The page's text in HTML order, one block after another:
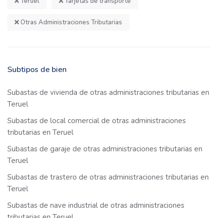
Otras Administraciones Tributarias
Subtipos de bien
Subastas de vivienda de otras administraciones tributarias en
Teruel
Subastas de local comercial de otras administraciones
tributarias en Teruel
Subastas de garaje de otras administraciones tributarias en
Teruel
Subastas de trastero de otras administraciones tributarias en
Teruel
Subastas de nave industrial de otras administraciones